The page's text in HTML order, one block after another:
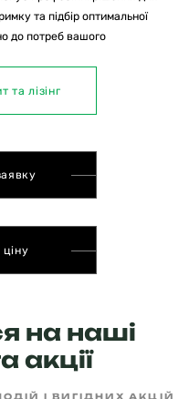
та підбір оптимальної
до потреб вашого
ціну
та лізінг
на наші
акції
І ВИГІДНИХ АКЦІЙ